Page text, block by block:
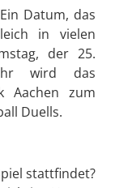
Datum, das
in vielen
der 25.
wird das
Aachen zum
Duells.
stattfindet?